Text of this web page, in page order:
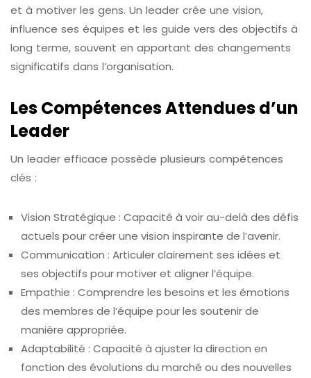
et à motiver les gens. Un leader crée une vision,
influence ses équipes et les guide vers des objectifs à
long terme, souvent en apportant des changements
significatifs dans l’organisation.
Les Compétences Attendues d’un
Leader
Un leader efficace possède plusieurs compétences
clés :
Vision Stratégique : Capacité à voir au-delà des défis
actuels pour créer une vision inspirante de l’avenir.
Communication : Articuler clairement ses idées et
ses objectifs pour motiver et aligner l’équipe.
Empathie : Comprendre les besoins et les émotions
des membres de l’équipe pour les soutenir de
manière appropriée.
Adaptabilité : Capacité à ajuster la direction en
fonction des évolutions du marché ou des nouvelles